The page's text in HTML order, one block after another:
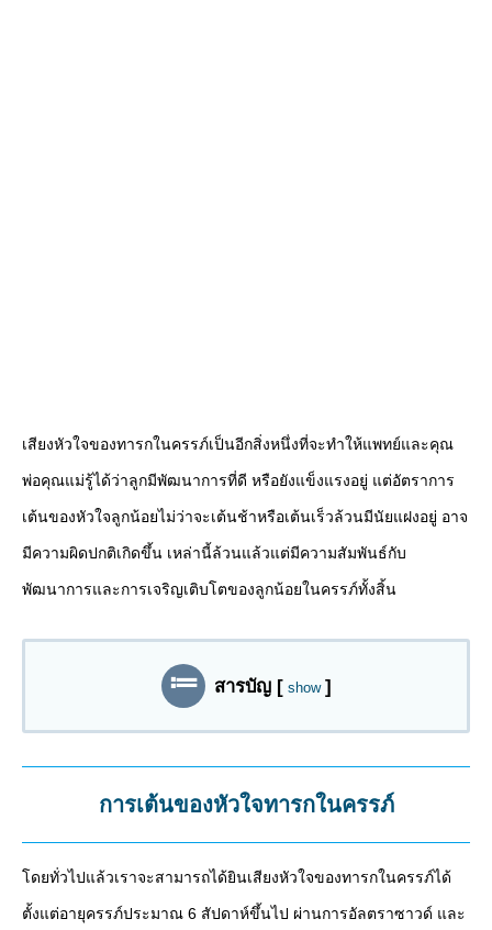
เสียงหัวใจของทารกในครรภ์เป็นอีกสิ่งหนึ่งที่จะทำให้แพทย์และคุณ
พ่อคุณแม่รู้ได้ว่าลูกมีพัฒนาการที่ดี หรือยังแข็งแรงอยู่ แต่อัตราการ
เต้นของหัวใจลูกน้อยไม่ว่าจะเต้นช้าหรือเต้นเร็วล้วนมีนัยแฝงอยู่ อาจ
มีความผิดปกติเกิดขึ้น เหล่านี้ล้วนแล้วแต่มีความสัมพันธ์กับ
พัฒนาการและการเจริญเติบโตของลูกน้อยในครรภ์ทั้งสิ้น
สารบัญ [ show ]
การเต้นของหัวใจทารกในครรภ์
โดยทั่วไปแล้วเราจะสามารถได้ยินเสียงหัวใจของทารกในครรภ์ได้
ตั้งแต่อายุครรภ์ประมาณ 6 สัปดาห์ขึ้นไป ผ่านการอัลตราซาวด์ และ